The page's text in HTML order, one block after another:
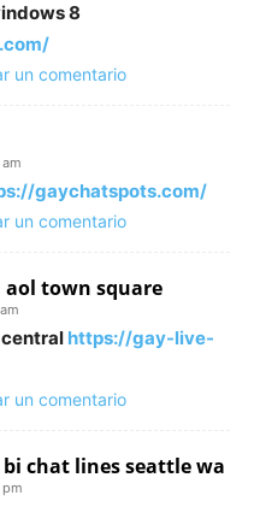
8
un comentario
gaychatspots.com/
un comentario
aol town square
https://gay-live-
un comentario
chat lines seattle wa